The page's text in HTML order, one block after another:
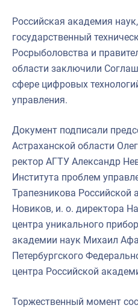
Российская академия
государственный
Росрыболовства и
области заключили
сфере цифровых
управления.
Документ подписали
Астраханской области
ректор АГТУ Александр
Института проблем
Трапезникова
Новиков, и. о. директора
центра уникального
академии наук Михаил
Петербургского
центра Российской
Торжественный момент